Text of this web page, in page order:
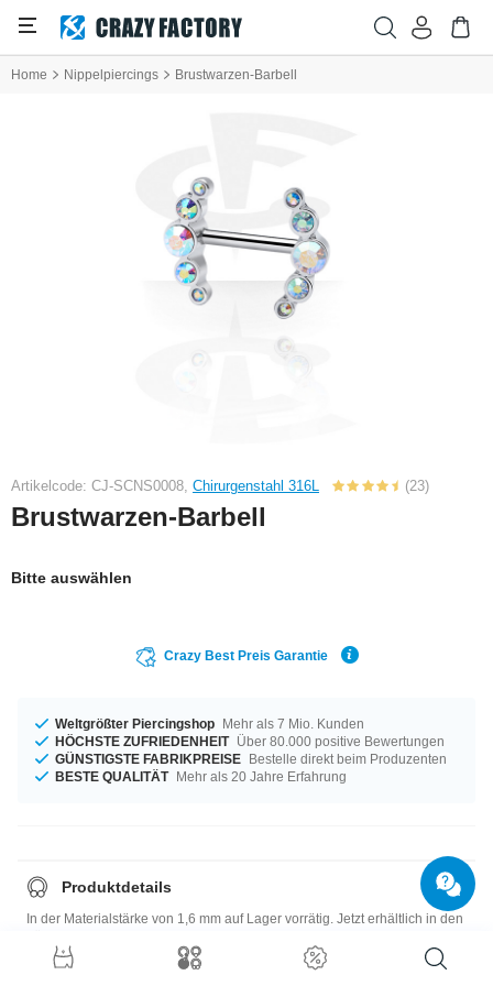
Home Nippelpiercings Brustwarzen-Barbell
Artikelcode: CJ-SCNS0008, Chirurgenstahl 316L (23)
Brustwarzen-Barbell
Bitte auswählen
Crazy Best Preis Garantie
Weltgrößter Piercingshop Mehr als 7 Mio. Kunden
HÖCHSTE ZUFRIEDENHEIT Über 80.000 positive Bewertungen
GÜNSTIGSTE FABRIKPREISE Bestelle direkt beim Produzenten
BESTE QUALITÄT Mehr als 20 Jahre Erfahrung
Produktdetails
In der Materialstärke von 1,6 mm auf Lager vorrätig. Jetzt erhältlich in den
immer gut. Ein cooles Item in Topqualität und zu einem supergünstigen
Preis.